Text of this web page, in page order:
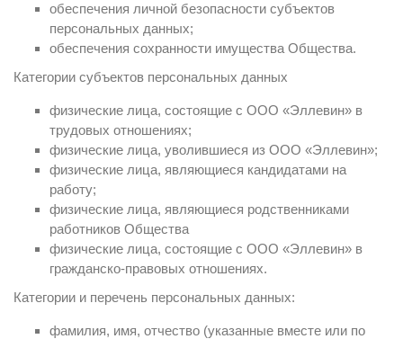
обеспечения личной безопасности субъектов
персональных данных;
обеспечения сохранности имущества Общества.
Категории субъектов персональных данных
физические лица, состоящие с ООО «Эллевин» в
трудовых отношениях;
физические лица, уволившиеся из ООО «Эллевин»;
физические лица, являющиеся кандидатами на
работу;
физические лица, являющиеся родственниками
работников Общества
физические лица, состоящие с ООО «Эллевин» в
гражданско-правовых отношениях.
Категории и перечень персональных данных:
фамилия, имя, отчество (указанные вместе или по